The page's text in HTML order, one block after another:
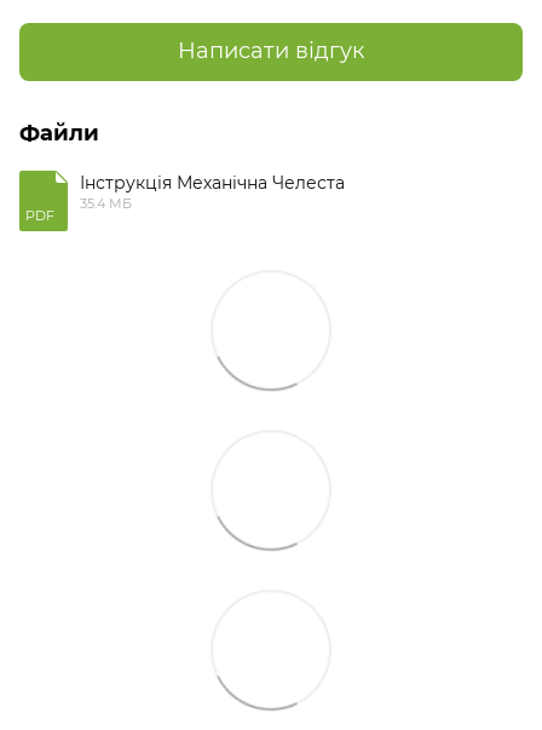
Написати відгук
Файли
PDF
Інструкція Механічна Челеста
35.4 МБ